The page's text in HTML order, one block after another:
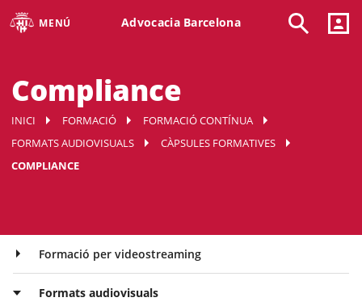
MENÚ Advocacia Barcelona
Compliance
INICI FORMACIÓ
FORMACIÓ CONTÍNUA
FORMATS AUDIOVISUALS
CÀPSULES FORMATIVES
COMPLIANCE
Formació per videostreaming
Formats audiovisuals